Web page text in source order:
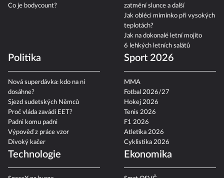
Co je bodycount?
zatmění slunce a další
Jak obléci miminko při vysokých
teplotách?
Jak na dokonalé letní mojito
6 lehkých letních salátů
Politika
Nová superdávka: kdo na ní
dosáhne?
Sjezd sudetských Němců
Proč vláda zavádí EET?
Padni komu padni
Výpověď z práce vzor
Divoký kačer
Sport 2026
MMA
Fotbal 2026/27
Hokej 2026
Tenis 2026
F1 2026
Atletika 2026
Cyklistika 2026
Technologie Ekonomika